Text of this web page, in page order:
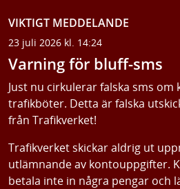
VIKTIGT MEDDELANDE
23 juli 2026 kl. 14:24
Varning för bluff-sms
Just nu cirkulerar falska sms om
trafikböter. Detta är falska
från Trafikverket!
Trafikverket skickar aldrig ut
utlämnande av kontouppgifter.
betala inte in några pengar och